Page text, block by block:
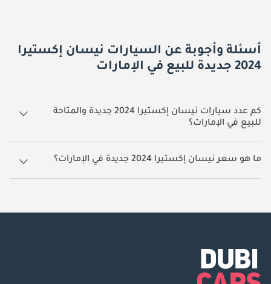
أسئلة وأجوبة عن السيارات نيسان إكستيرا
2024 جديدة للبيع في الإمارات
كم عدد سيارات نيسان إكستيرا 2024 جديدة والمتاحة
للبيع في الإمارات؟
2 سيارة نيسان إكستيرا 2024 جديدة متوفرة للبيع في الإمارات.
ما هو سعر نيسان إكستيرا 2024 جديدة في الإمارات؟
يبدأ سعر سيارة نيسان إكستيرا 2024 جديدة في الإمارات 99,000.